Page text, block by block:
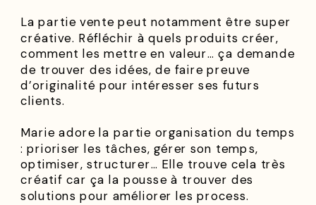
La partie vente peut notamment être super
créative. Réfléchir à quels produits créer,
comment les mettre en valeur… ça demande
de trouver des idées, de faire preuve
d’originalité pour intéresser ses futurs
clients.
Marie adore la partie organisation du temps
: prioriser les tâches, gérer son temps,
optimiser, structurer… Elle trouve cela très
créatif car ça la pousse à trouver des
solutions pour améliorer les process.